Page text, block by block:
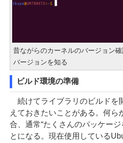
昔ながらのカーネルのバージョン
バージョンを知る
ビルド環境の準備
続けてライブラリのビルドを
えておきたいことがある。何ら
合、通常“たくさんのパッケージ
とになる。現在使用している